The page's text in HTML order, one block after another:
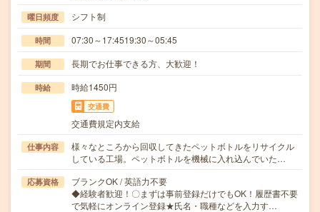
曜日頻度 シフト制
時間 07:30～17:4519:30～05:45
期間 長期でお仕事できる方、大歓迎！
時給 時給1450円
交通費
交通費規定内支給
仕事内容
様々なところから回収してきたペットボトルをリサイクル
している工場。ペットボトルを機械に入れ込んでいた…
応募資格
ブランクOK / 英語力不要
◆経験者歓迎！〇まずは事前登録だけでもOK！履歴書不要
で気軽にオンライン登録★氏名・職種などを入力す…